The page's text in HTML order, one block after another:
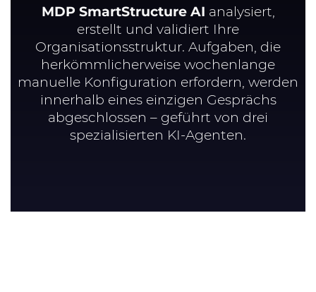
MDP SmartStructure AI analysiert,
erstellt und validiert Ihre
Organisationsstruktur. Aufgaben, die
herkömmlicherweise wochenlange
manuelle Konfiguration erfordern, werden
innerhalb eines einzigen Gesprächs
abgeschlossen – geführt von drei
spezialisierten KI-Agenten.